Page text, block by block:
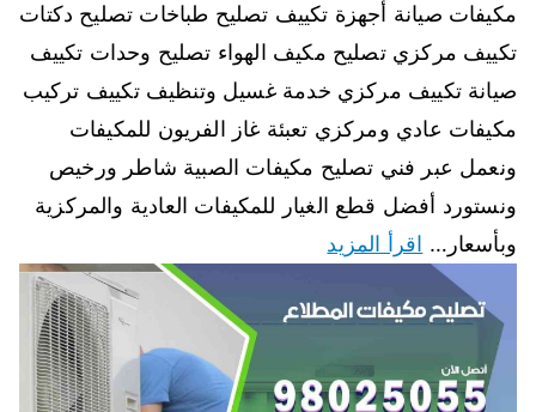
مكيفات صيانة أجهزة تكييف تصليح طباخات تصليح دكتات
تكييف مركزي تصليح مكيف الهواء تصليح وحدات تكييف
صيانة تكييف مركزي خدمة غسيل وتنظيف تكييف تركيب
مكيفات عادي ومركزي تعبئة غاز الفريون للمكيفات
ونعمل عبر فني تصليح مكيفات الصبية شاطر ورخيص
ونستورد أفضل قطع الغيار للمكيفات العادية والمركزية
وبأسعار… اقرأ المزيد